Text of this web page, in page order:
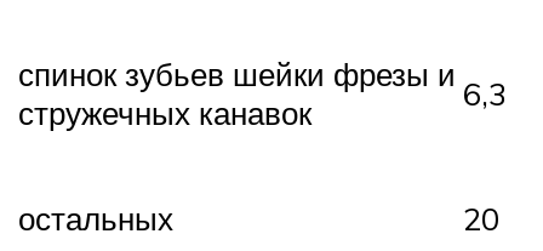
спинок зубьев шейки фрезы и
стружечных канавок
6,3
остальных 20